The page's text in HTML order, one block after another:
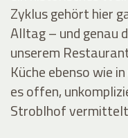
Zyklus gehört hier
Alltag – und genau
unserem
Küche ebenso wie
es offen,
Stroblhof vermittelt